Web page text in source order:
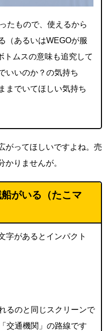
たもので、使えるから
（あるいはWEGOが服
トムスの意味も追究して
いいのか？の気持ち
までいてほしい気持ち
がってほしいですよね。売
かりませんが。
がいる（たこマ
字があるとインパクト
るのと同じスクリーンで
交通機関」の路線です